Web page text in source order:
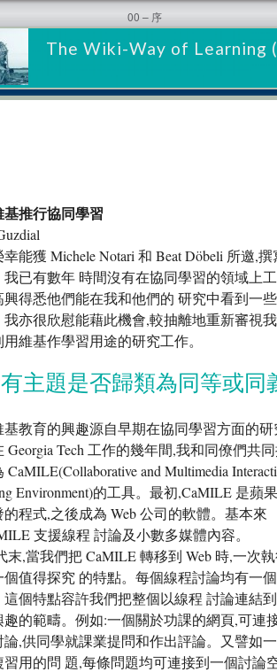
The Wiki-Way of Learning
00 – 序
推行協同學習
能獲 Michele Notari 和 Beat Döbeli 所邀,
我已有數年 時間沒有在協同學習的領域上
興得悉他們能在我和他們的 研究中看到一
我亦很欣慰能藉此機會,較抽離地重新審視
維基作學習用途的研究工作。
主題是否歸類為同等或同
基教育的興趣源自早期在協同學習方面的研
Georgia Tech 工作的幾年間,我和同僚們共
CaMILE(Collaborative and Multimedia
Environment)的工具。最初,CaMILE 是蘋
的程式,之後成為 Web 公司的軟體。基本來
支援線程 討論及小數多媒體內容。
末,當我們把 CaMILE 轉移到 Web 時,一次
個值得探究 的特點。每個線程討論均有一
這個特點容許我們把整個以線程 討論連結
趣的範疇。例如:一個關於功課的網頁,可連
論,供同學就課業提問和作出評論。又譬如
習用的問 題,每條問題均可連接到一個討論